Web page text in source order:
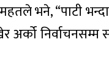
भने, “पाटी
अर्को